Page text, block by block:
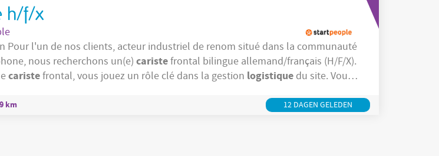
h/f/x
nous recherchons un(e) caristefrontal bilingue allemand/français (H/F/X).
caristefrontal, vous jouez un rôle clé dans la gestion logistiquedu site. Vous
km 12 DAGEN GELEDEN